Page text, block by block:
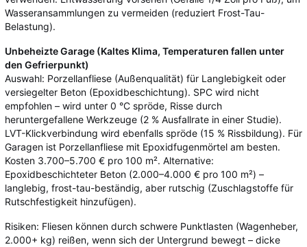
Wasseransammlungen zu vermeiden (reduziert Frost-Tau-
Belastung).
Unbeheizte Garage (Kaltes Klima, Temperaturen fallen unter
den Gefrierpunkt)
Auswahl: Porzellanfliese (Außenqualität) für Langlebigkeit oder
versiegelter Beton (Epoxidbeschichtung). SPC wird nicht
empfohlen – wird unter 0 °C spröde, Risse durch
heruntergefallene Werkzeuge (2 % Ausfallrate in einer Studie).
LVT-Klickverbindung wird ebenfalls spröde (15 % Rissbildung). Für
Garagen ist Porzellanfliese mit Epoxidfugenmörtel am besten.
Kosten 3.700–5.700 € pro 100 m². Alternative:
Epoxidbeschichteter Beton (2.000–4.000 € pro 100 m²) –
langlebig, frost-tau-beständig, aber rutschig (Zuschlagstoffe für
Rutschfestigkeit hinzufügen).
Risiken: Fliesen können durch schwere Punktlasten (Wagenheber,
2.000+ kg) reißen, wenn sich der Untergrund bewegt – dicke